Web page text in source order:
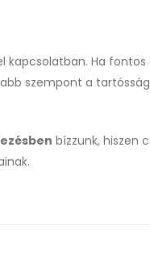
kapcsolatban. Ha fontos
szempont a
bízzunk, hiszen